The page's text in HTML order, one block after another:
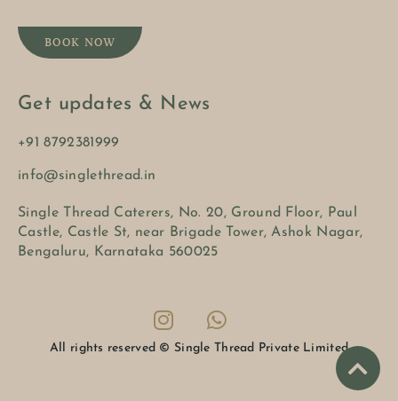
BOOK NOW
Get updates & News
+91 8792381999
info@singlethread.in
Single Thread Caterers, No. 20, Ground Floor, Paul
Castle, Castle St, near Brigade Tower, Ashok Nagar,
Bengaluru, Karnataka 560025
All rights reserved © Single Thread Private Limited